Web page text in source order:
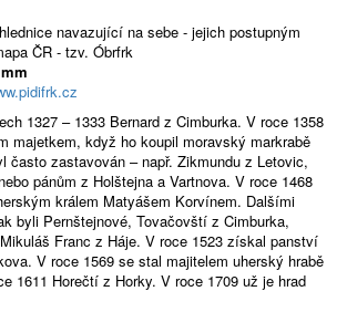
navazující na sebe - jejich postupným
ČR - tzv. Óbrfrk
1327 – 1333 Bernard z Cimburka. V roce 1358
majetkem, když ho koupil moravský markrabě
často zastavován – např. Zikmundu z Letovic,
pánům z Holštejna a Vartnova. V roce 1468
králem Matyášem Korvínem. Dalšími
byli Pernštejnové, Tovačovští z Cimburka,
Franc z Háje. V roce 1523 získal panství
V roce 1569 se stal majitelem uherský hrabě
1611 Horečtí z Horky. V roce 1709 už je hrad